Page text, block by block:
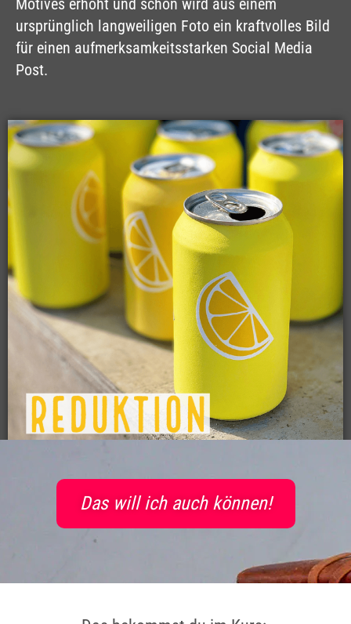
Motives erhöht und schon wird aus einem
ursprünglich langweiligen Foto ein kraftvolles Bild
für einen aufmerksamkeitsstarken Social Media
Post.
Das will ich auch können!